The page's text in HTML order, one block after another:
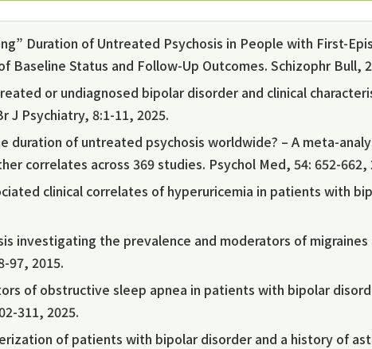
Duration of Untreated Psychosis in People with First-
Baseline Status and Follow-Up Outcomes. Schizophr Bull,
or undiagnosed bipolar disorder and clinical
J Psychiatry, 8:1-11, 2025.
duration of untreated psychosis worldwide? – A meta-
correlates across 369 studies. Psychol Med, 54: 652-662,
clinical correlates of hyperuricemia in patients with
investigating the prevalence and moderators of
97, 2015.
of obstructive sleep apnea in patients with bipolar
311, 2025.
of patients with bipolar disorder and a history of